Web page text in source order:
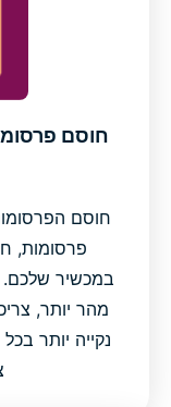
חוסם
פרסומות,
במכשיר שלכם.
מהר יותר,
נקייה יותר